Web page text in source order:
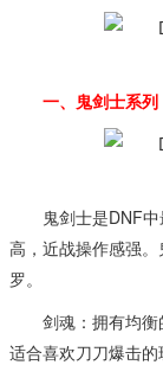
一、鬼剑士系列
鬼剑士是DNF
高，近战操作感强
罗。
剑魂：拥有均衡
适合喜欢刀刀爆击的